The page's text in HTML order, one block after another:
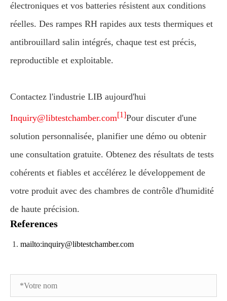
électroniques et vos batteries résistent aux conditions
réelles. Des rampes RH rapides aux tests thermiques et
antibrouillard salin intégrés, chaque test est précis,
reproductible et exploitable.
Contactez l'industrie LIB aujourd'hui
Inquiry@libtestchamber.com[1]Pour discuter d'une
solution personnalisée, planifier une démo ou obtenir
une consultation gratuite. Obtenez des résultats de tests
cohérents et fiables et accélérez le développement de
votre produit avec des chambres de contrôle d'humidité
de haute précision.
References
mailto:inquiry@libtestchamber.com